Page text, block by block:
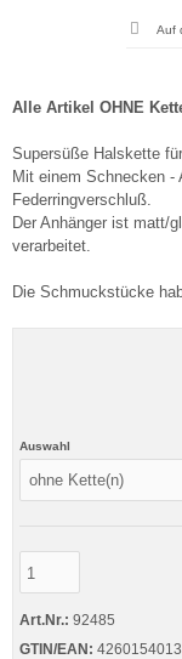
Auswahl
Art.Nr.: 92485
GTIN/EAN:
Alle Artikel OHNE
Supersüße Halskette
Mit einem Schnecken -
Federringverschluß.
Der Anhänger ist matt/
verarbeitet.
Die Schmuckstücke